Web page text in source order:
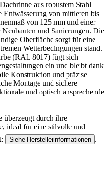
aus robustem Stahl
Entwässerung von mittleren bis
von 125 mm und einer
und Sanierungen. Die
Oberfläche sorgt für eine
Wetterbedingungen stand.
(RAL 8017) fügt sich
ein und bleibt dank
Konstruktion und präzise
Montage und sichere
und optisch ansprechende
überzeugt durch ihre
ideal für eine stilvolle und
Siehe Herstellerinformationen .